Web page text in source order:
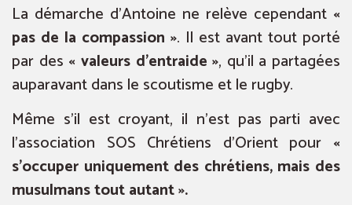
La démarche d’Antoine ne relève cependant «
pas de la compassion ». Il est avant tout porté
par des « valeurs d’entraide », qu’il a partagées
auparavant dans le scoutisme et le rugby.
Même s’il est croyant, il n’est pas parti avec
l’association SOS Chrétiens d’Orient pour «
s’occuper uniquement des chrétiens, mais des
musulmans tout autant ».